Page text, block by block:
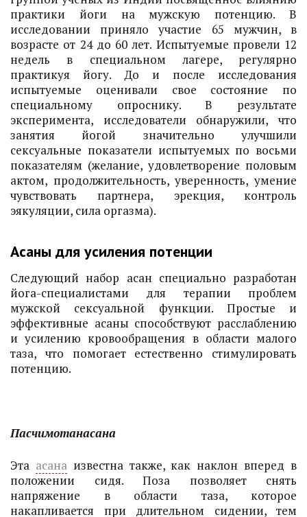
практики йоги на мужскую потенцию. В
исследовании приняло участие 65 мужчин, в
возрасте от 24 до 60 лет. Испытуемые провели 12
недель в специальном лагере, регулярно
практикуя йогу. До и после исследования
испытуемые оценивали свое состояние по
специальному опроснику. В результате
эксперимента, исследователи обнаружили, что
занятия йогой значительно улучшили
сексуальные показатели испытуемых по восьми
показателям (желание, удовлетворение половым
актом, продолжительность, уверенность, умение
чувствовать партнера, эрекция, контроль
эякуляции, сила оргазма).
Асаны для усиления потенции
Следующий набор асан специально разработан
йога-специалистами для терапии проблем
мужской сексуальной функции. Простые и
эффективные асаны способствуют расслаблению
и усилению кровообращения в области малого
таза, что помогает естественно стимулировать
потенцию.
Пасчимотанасана
Эта асанаизвестна также, как наклон вперед в
положении сидя. Поза позволяет снять
напряжение в области таза, которое
накапливается при длительном сидении, тем